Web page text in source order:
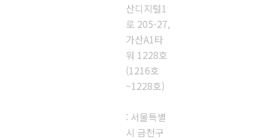
산디지털1
로 205-27,
가산A1타
워 1228호
(1216호
~1228호)
: 서울특별
시 금천구